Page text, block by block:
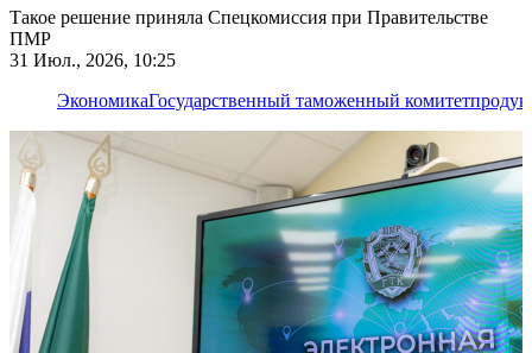
Такое решение приняла Спецкомиссия при Правительстве
ПМР
31 Июл., 2026, 10:25
ЭкономикаГосударственный таможенный комитет